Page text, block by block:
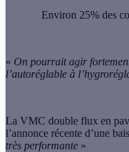
Environ 25% des
« On pourrait agir
l’autoréglable à
La VMC double flux en
l’annonce récente d’une
très performante »